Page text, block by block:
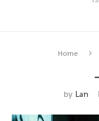
Home
by Lan